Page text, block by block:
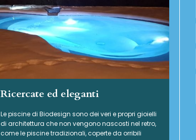
Ricercate ed eleganti
Le piscine di Biodesign sono dei veri e propri gioielli
di architettura che non vengono nascosti nel retro,
come le piscine tradizionali, coperte da orribili